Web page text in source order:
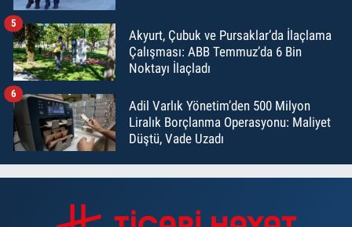
Akyurt, Çubuk ve Pursaklar’da İlaçlama
Çalışması: ABB Temmuz’da 6 Bin
Noktayı İlaçladı
5
Adil Varlık Yönetim’den 500 Milyon
Liralık Borçlanma Operasyonu: Maliyet
Düştü, Vade Uzadı
6